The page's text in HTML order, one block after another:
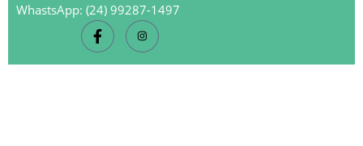
WhastsApp: (24) 99287-1497